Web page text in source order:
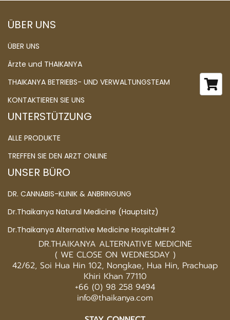
ÜBER UNS
ÜBER UNS
Ärzte und THAIKANYA
THAIKANYA BETRIEBS- UND VERWALTUNGSTEAM
KONTAKTIEREN SIE UNS
UNTERSTÜTZUNG
ALLE PRODUKTE
TREFFEN SIE DEN ARZT ONLINE
UNSER BÜRO
DR. CANNABIS-KLINIK & ANBRINGUNG
Dr.Thaikanya Natural Medicine (Hauptsitz)
Dr.Thaikanya Alternative Medicine HospitalHH 2
DR.THAIKANYA ALTERNATIVE MEDICINE
( WE CLOSE ON WEDNESDAY )
42/62, Soi Hua Hin 102, Nongkae, Hua Hin, Prachuap
Khiri Khan 77110
+66 (0) 98 258 9494
info@thaikanya.com